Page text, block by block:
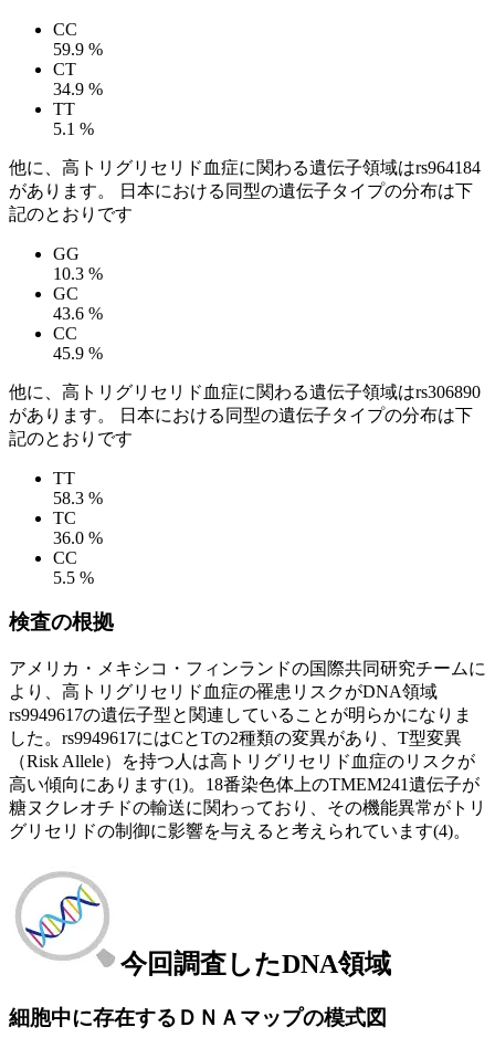
CC
59.9 %
CT
34.9 %
TT
5.1 %
他に、高トリグリセリド血症に関わる遺伝子領域はrs964184
があります。 日本における同型の遺伝子タイプの分布は下
記のとおりです
GG
10.3 %
GC
43.6 %
CC
45.9 %
他に、高トリグリセリド血症に関わる遺伝子領域はrs306890
があります。 日本における同型の遺伝子タイプの分布は下
記のとおりです
TT
58.3 %
TC
36.0 %
CC
5.5 %
検査の根拠
アメリカ・メキシコ・フィンランドの国際共同研究チームに
より、高トリグリセリド血症の罹患リスクがDNA領域
rs9949617の遺伝子型と関連していることが明らかになりま
した。rs9949617にはCとTの2種類の変異があり、T型変異
（Risk Allele）を持つ人は高トリグリセリド血症のリスクが
高い傾向にあります(1)。18番染色体上のTMEM241遺伝子が
糖ヌクレオチドの輸送に関わっており、その機能異常がトリ
グリセリドの制御に影響を与えると考えられています(4)。
今回調査したDNA領域
細胞中に存在するＤＮＡマップの模式図